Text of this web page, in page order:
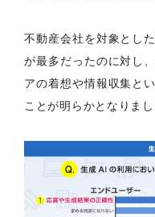
不動産会社を対象とし
が最多だったのに対し
アの着想や情報収集と
ことが明らかとなりまし